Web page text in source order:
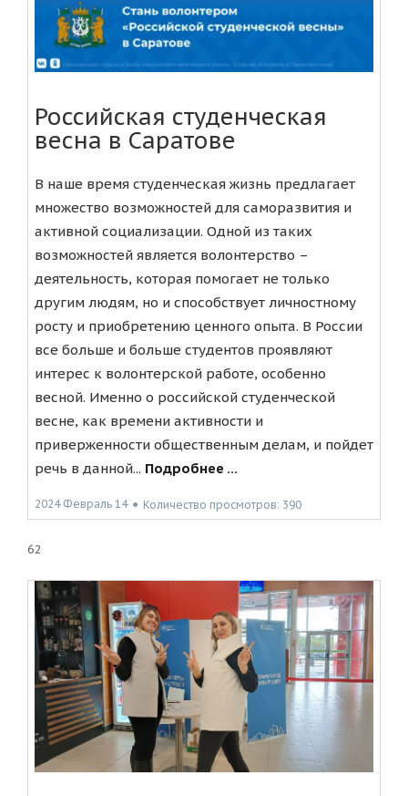
Российская студенческая
весна в Саратове
В наше время студенческая жизнь предлагает
множество возможностей для саморазвития и
активной социализации. Одной из таких
возможностей является волонтерство –
деятельность, которая помогает не только
другим людям, но и способствует личностному
росту и приобретению ценного опыта. В России
все больше и больше студентов проявляют
интерес к волонтерской работе, особенно
весной. Именно о российской студенческой
весне, как времени активности и
приверженности общественным делам, и пойдет
речь в данной... Подробнее ...
2024 Февраль 14 ● Количество просмотров: 390
62